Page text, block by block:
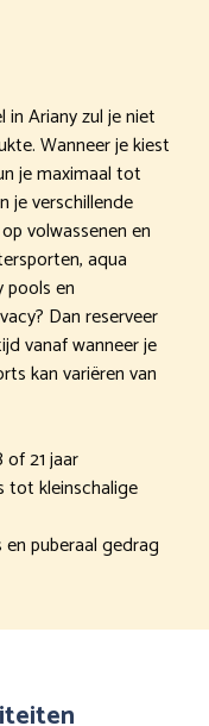
Ariany zul je niet
Wanneer je kiest
je maximaal tot
je verschillende
volwassenen en
aqua
pools en
Dan reserveer
vanaf wanneer je
kan variëren van
21 jaar
tot kleinschalige
en puberaal gedrag